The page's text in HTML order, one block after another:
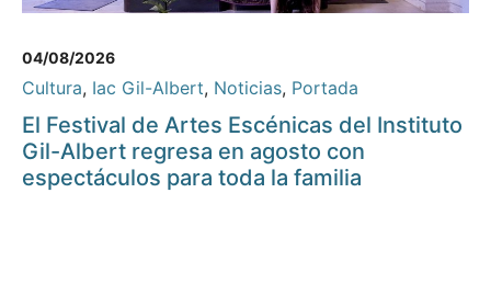
04/08/2026
Cultura, Iac Gil-Albert, Noticias, Portada
El Festival de Artes Escénicas del Instituto
Gil-Albert regresa en agosto con
espectáculos para toda la familia